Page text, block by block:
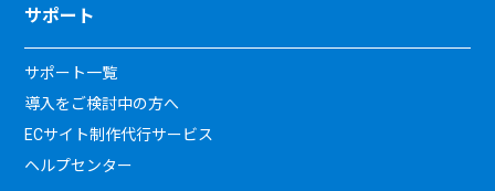
サポート
サポート一覧
導入をご検討中の方へ
ECサイト制作代行サービス
ヘルプセンター